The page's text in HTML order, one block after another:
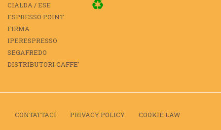
CIALDA / ESE
ESPRESSO POINT
FIRMA
IPERESPRESSO
SEGAFREDO
DISTRIBUTORI CAFFE’
CONTATTACI PRIVACY POLICY COOKIE LAW